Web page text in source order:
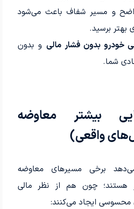
و مسیر شفاف باعث می‌شود
بهتر برسید.
خودرو بدون فشار مالی و بدون
شما.
بیشتر معاوضه
واقعی)
برخی مسیرهای معاوضه
هستند؛ چون هم از نظر مالی
محسوسی ایجاد می‌کنند: